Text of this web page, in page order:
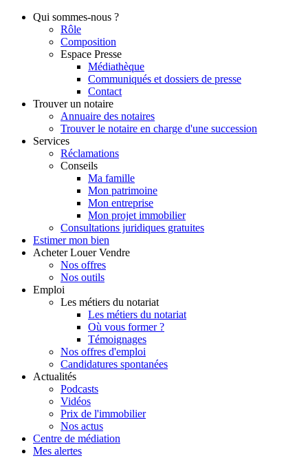
Qui sommes-nous ?
Rôle
Composition
Espace Presse
Médiathèque
Communiqués et dossiers de presse
Contact
Trouver un notaire
Annuaire des notaires
Trouver le notaire en charge d'une succession
Services
Réclamations
Conseils
Ma famille
Mon patrimoine
Mon entreprise
Mon projet immobilier
Consultations juridiques gratuites
Estimer mon bien
Acheter Louer Vendre
Nos offres
Nos outils
Emploi
Les métiers du notariat
Les métiers du notariat
Où vous former ?
Témoignages
Nos offres d'emploi
Candidatures spontanées
Actualités
Podcasts
Vidéos
Prix de l'immobilier
Nos actus
Centre de médiation
Mes alertes